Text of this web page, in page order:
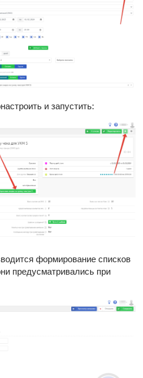
и запустить:
формирование списков
предусматривались при